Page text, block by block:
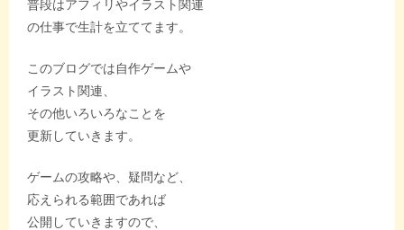
普段はアフィリやイラスト関連
の仕事で生計を立ててます。
このブログでは自作ゲームや
イラスト関連、
その他いろいろなことを
更新していきます。
ゲームの攻略や、疑問など、
応えられる範囲であれば
公開していきますので、